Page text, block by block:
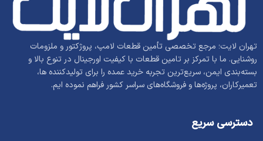
تهران لایت؛ مرجع تخصصی تأمین قطعات لامپ، پروژکتور و ملزومات
روشنایی. ما با تمرکز بر تامین قطعات با کیفیت اورجینال در تنوع بالا و
بسته‌بندی ایمن، سریع‌ترین تجربه خرید عمده را برای تولیدکننده ها،
تعمیرکاران، پروژه‌ها و فروشگاه‌های سراسر کشور فراهم نموده ایم.
دسترسی سریع